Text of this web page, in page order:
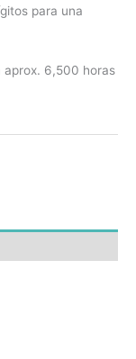
para una
aprox. 6,500 horas